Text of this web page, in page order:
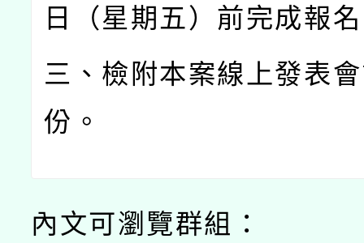
日（星期五）前完成報
三、檢附本案線上發表
份。
內文可瀏覽群組：